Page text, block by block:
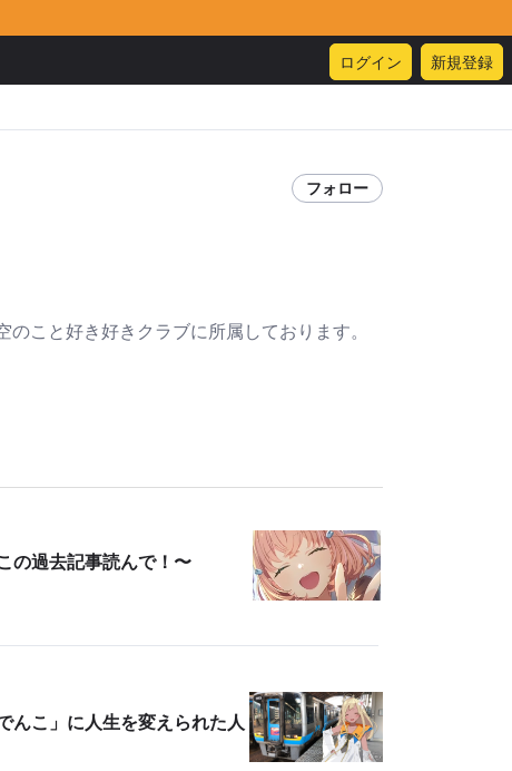
ログイン 新規登録
フォロー
こと好き好きクラブに所属しております。
の過去記事読んで！〜
んこ」に人生を変えられた人